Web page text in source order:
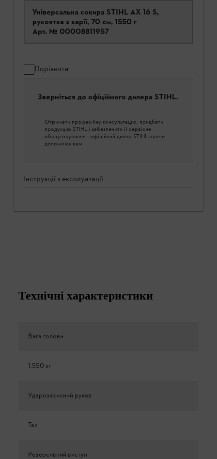
Універсальна сокира STIHL AX 16 S,
рукоятка з карії, 70 cм, 1550 г
Арт. № 00008811957
Порівняти
Зверніться до офіційного дилера STIHL.
Отримати професійну консультацію, придбати
продукцію STIHL і забезпечити її сервісне
обслуговування - офіційний дилер STIHL охоче
допоможе вам.
Інструкції з експлуатації
Технічні характеристики
Вага голови
1.550 кг
Ударозахисний рукав
Так
Реверсивний виступ